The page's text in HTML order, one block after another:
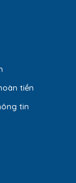
số option: lót
tiền
tin